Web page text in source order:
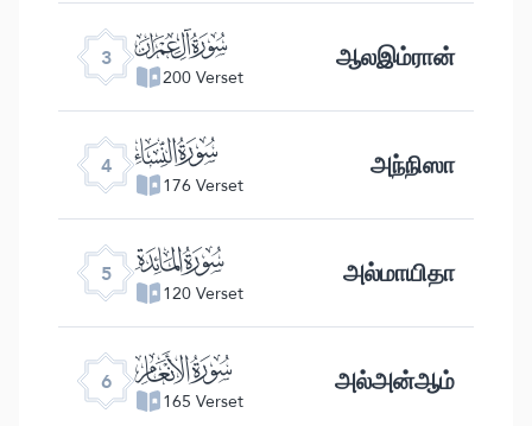
3 ﮏ
200 Verset ஆலஇம்ரான்
4 ﮐ
176 Verset அந்நிஸா
5 ﮑ
120 Verset அல்மாயிதா
6 ﮒ
165 Verset அல்அன்ஆம்